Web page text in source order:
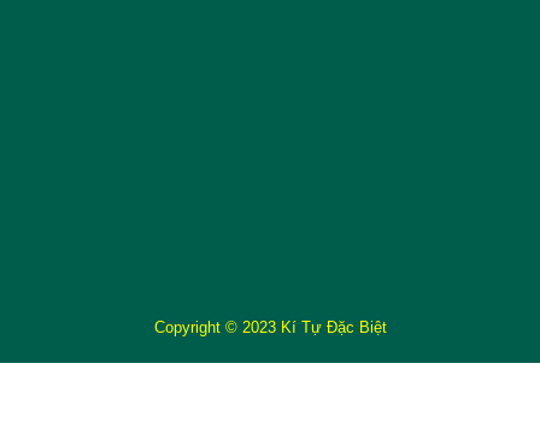
Copyright © 2023 Kí Tự Đặc Biệt